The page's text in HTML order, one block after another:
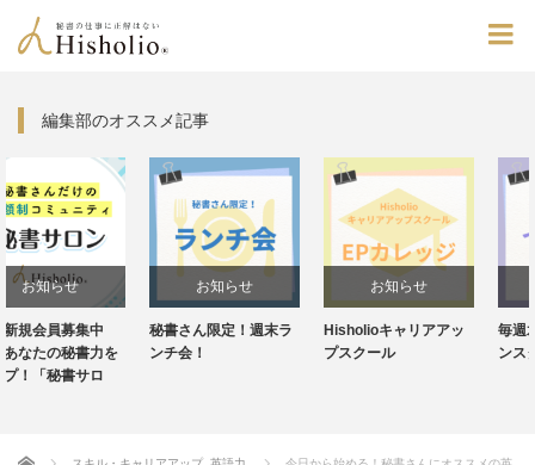
編集部のオススメ記事
お知らせ
秘書さん限定！週末ラ
ンチ会！
お知らせ
Hisholioキャリアアッ
プスクール
お知らせ
毎週水曜20:30～！イ
ンスタライブ
Home